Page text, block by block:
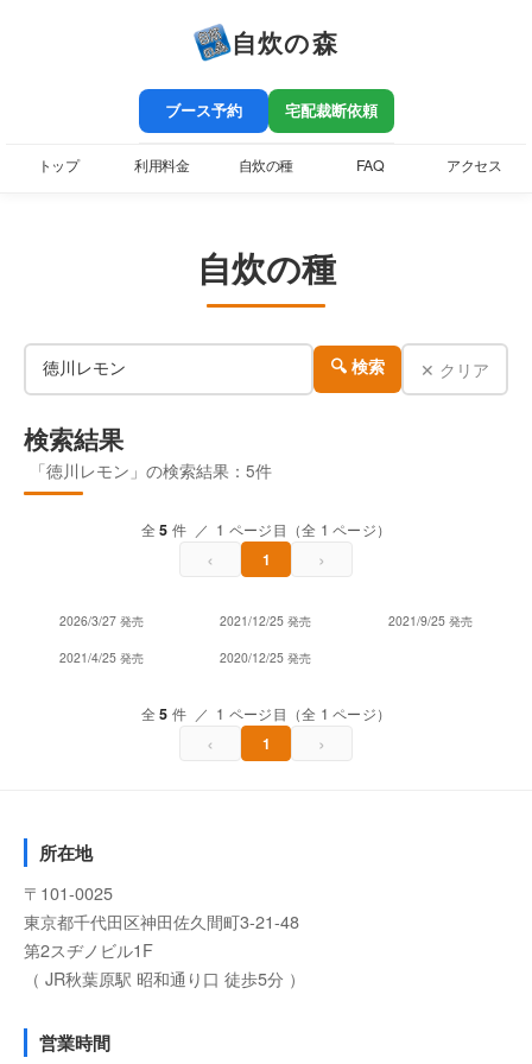
自炊の森
ブース予約 宅配裁断依頼
トップ 利用料金 自炊の種 FAQ アクセス
自炊の種
🔍 検索 ✕ クリア
検索結果
「徳川レモン」の検索結果：5件
全5 件 ／ 1 ページ目（全 1 ページ）
‹ 1 ›
2026/3/27 発売 2021/12/25 発売 2021/9/25 発売
2021/4/25 発売 2020/12/25 発売
全5 件 ／ 1 ページ目（全 1 ページ）
‹ 1 ›
所在地
〒101-0025
東京都千代田区神田佐久間町3-21-48
第2スヂノビル1F
（ JR秋葉原駅 昭和通り口 徒歩5分 ）
営業時間